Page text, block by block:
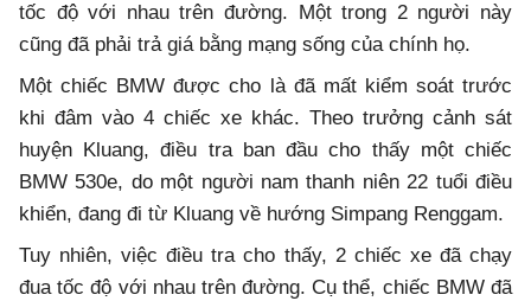
tốc độ với nhau trên đường. Một trong 2 người này
cũng đã phải trả giá bằng mạng sống của chính họ.
Một chiếc BMW được cho là đã mất kiểm soát trước
khi đâm vào 4 chiếc xe khác. Theo trưởng cảnh sát
huyện Kluang, điều tra ban đầu cho thấy một chiếc
BMW 530e, do một người nam thanh niên 22 tuổi điều
khiển, đang đi từ Kluang về hướng Simpang Renggam.
Tuy nhiên, việc điều tra cho thấy, 2 chiếc xe đã chạy
đua tốc độ với nhau trên đường. Cụ thể, chiếc BMW đã